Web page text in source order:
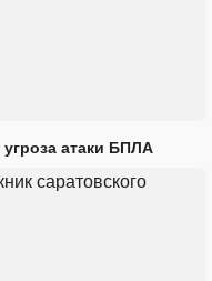
атаки БПЛА